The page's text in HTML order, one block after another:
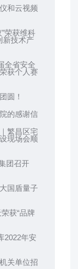
和云视频
荣获维科
新技术产
全省安全
获个人赛
圆！
的感谢信
繁昌区宅
现场会顺
团召开
国盾量子
获“品牌
2022年安
关单位招